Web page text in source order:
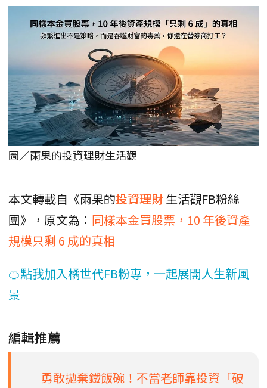
圖／雨果的投資理財生活觀
本文轉載自《雨果的投資理財生活觀FB粉絲
團》，原文為： 同樣本金買股票，10 年後資產
規模只剩 6 成的真相
🍊點我加入橘世代FB粉專，一起展開人生新風
景
編輯推薦
勇敢拋棄鐵飯碗！不當老師靠投資「破